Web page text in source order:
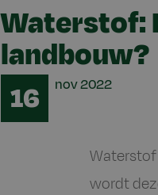
Waterstof:
landbouw?
16 nov2022
wordt